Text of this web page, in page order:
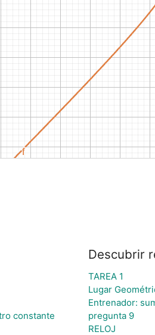
constante
Descubrir
TAREA 1
Lugar
Entrenador:
pregunta 9
RELOJ